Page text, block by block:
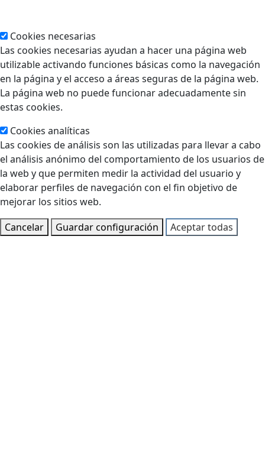
Cookies necesarias
Las cookies necesarias ayudan a hacer una página web
utilizable activando funciones básicas como la navegación
en la página y el acceso a áreas seguras de la página web.
La página web no puede funcionar adecuadamente sin
estas cookies.
Cookies analíticas
Las cookies de análisis son las utilizadas para llevar a cabo
el análisis anónimo del comportamiento de los usuarios de
la web y que permiten medir la actividad del usuario y
elaborar perfiles de navegación con el fin objetivo de
mejorar los sitios web.
Cancelar
Guardar configuración Aceptar todas